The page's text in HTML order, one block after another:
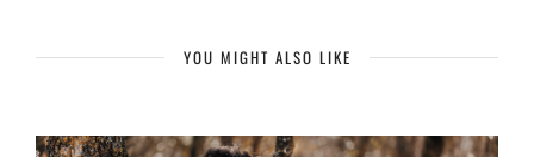
YOU MIGHT ALSO LIKE